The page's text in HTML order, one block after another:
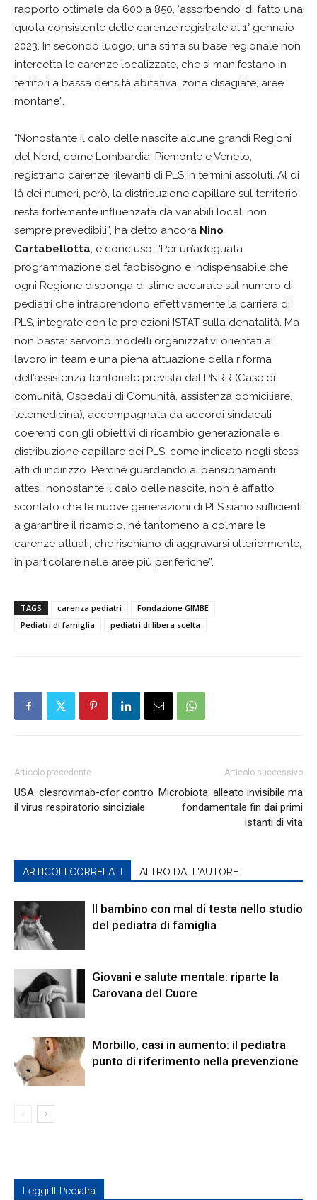
rapporto ottimale da 600 a 850, ‘assorbendo’ di fatto una
quota consistente delle carenze registrate al 1° gennaio
2023. In secondo luogo, una stima su base regionale non
intercetta le carenze localizzate, che si manifestano in
territori a bassa densità abitativa, zone disagiate, aree
montane”.
“Nonostante il calo delle nascite alcune grandi Regioni
del Nord, come Lombardia, Piemonte e Veneto,
registrano carenze rilevanti di PLS in termini assoluti. Al di
là dei numeri, però, la distribuzione capillare sul territorio
resta fortemente influenzata da variabili locali non
sempre prevedibili”, ha detto ancora Nino
Cartabellotta, e concluso: “Per un’adeguata
programmazione del fabbisogno è indispensabile che
ogni Regione disponga di stime accurate sul numero di
pediatri che intraprendono effettivamente la carriera di
PLS, integrate con le proiezioni ISTAT sulla denatalità. Ma
non basta: servono modelli organizzativi orientati al
lavoro in team e una piena attuazione della riforma
dell’assistenza territoriale prevista dal PNRR (Case di
comunità, Ospedali di Comunità, assistenza domiciliare,
telemedicina), accompagnata da accordi sindacali
coerenti con gli obiettivi di ricambio generazionale e
distribuzione capillare dei PLS, come indicato negli stessi
atti di indirizzo. Perché guardando ai pensionamenti
attesi, nonostante il calo delle nascite, non è affatto
scontato che le nuove generazioni di PLS siano sufficienti
a garantire il ricambio, né tantomeno a colmare le
carenze attuali, che rischiano di aggravarsi ulteriormente,
in particolare nelle aree più periferiche”.
TAGS carenza pediatri
Fondazione GIMBE
Pediatri di famiglia
pediatri di libera scelta
Articolo precedente
USA: clesrovimab-cfor contro
il virus respiratorio sinciziale
Articolo successivo
Microbiota: alleato invisibile ma
fondamentale fin dai primi
istanti di vita
ARTICOLI CORRELATI ALTRO DALL'AUTORE
Il bambino con mal di testa nello studio
del pediatra di famiglia
Giovani e salute mentale: riparte la
Carovana del Cuore
Morbillo, casi in aumento: il pediatra
punto di riferimento nella prevenzione
Leggi Il Pediatra